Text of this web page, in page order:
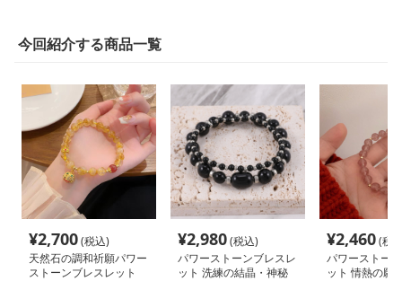
今回紹介する商品一覧
¥2,700(税込)
天然石の調和祈願パワー
ストーンブレスレット
¥2,980(税込)
パワーストーンブレスレ
ット 洗練の結晶・神秘
¥2,460(税
パワーストー
ット 情熱の願